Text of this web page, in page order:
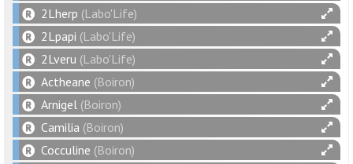
2Lherp (Labo'Life)
2Lpapi (Labo'Life)
2Lveru (Labo'Life)
Actheane (Boiron)
Arnigel (Boiron)
Camilia (Boiron)
Cocculine (Boiron)